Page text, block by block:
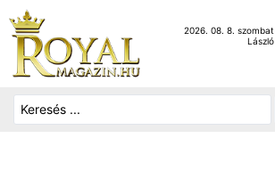
2026. 08. 8. szombat
László